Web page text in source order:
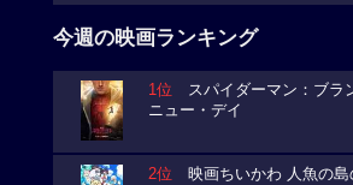
今週の映画ランキング
1位 スパイダーマン：ブラ
ニュー・デイ
2位 映画ちいかわ 人魚の島